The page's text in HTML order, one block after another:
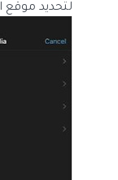
لتحديد موقع